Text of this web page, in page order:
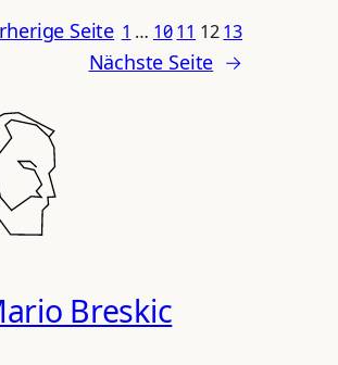
Breskic
Seite 1 … 10 11 12 13
Nächste Seite →